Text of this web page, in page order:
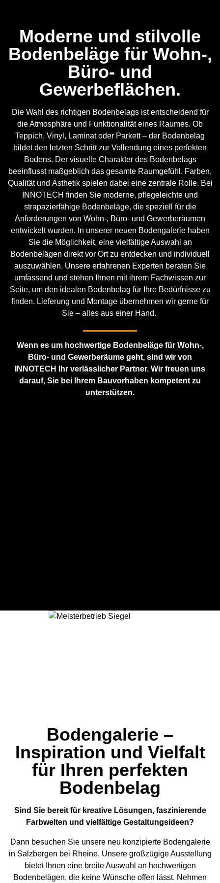
Moderne und stilvolle
Bodenbeläge für Wohn-,
Büro- und
Gewerbeflächen.
Die Wahl des richtigen Bodenbelags ist entscheidend für
die Atmosphäre und Funktionalität eines Raumes. Ob
Teppich, Vinyl, Laminat oder Parkett – der Bodenbelag
bildet den letzten Schritt zur Vollendung eines perfekten
Bodens. Der visuelle Charakter des Bodenbelags
beeinflusst maßgeblich das gesamte Raumgefühl. Farben,
Qualität und Ästhetik spielen dabei eine zentrale Rolle. Bei
INNOTECH finden Sie moderne, pflegeleichte und
strapazierfähige Bodenbeläge, die speziell für die
Anforderungen von Wohn-, Büro- und Gewerberäumen
entwickelt wurden. In unserer neuen Bodengalerie haben
Sie die Möglichkeit, eine vielfältige Auswahl an
Bodenbelägen direkt vor Ort zu entdecken und individuell
auszuwählen. Unsere erfahrenen Experten beraten Sie
umfassend und stehen Ihnen mit ihrem Fachwissen zur
Seite, um den idealen Bodenbelag für Ihre Bedürfnisse zu
finden. Lieferung und Montage übernehmen wir gerne für
Sie – alles aus einer Hand.
Wenn es um hochwertige Bodenbeläge für Wohn-,
Büro- und Gewerberäume geht, sind wir von
INNOTECH Ihr verlässlicher Partner. Wir freuen uns
darauf, Sie bei Ihrem Bauvorhaben kompetent zu
unterstützen.
Bodengalerie –
Inspiration und Vielfalt
für Ihren perfekten
Bodenbelag
Sind Sie bereit für kreative Lösungen, faszinierende
Farbwelten und vielfältige Gestaltungsideen?
Dann besuchen Sie unsere neu konzipierte Bodengalerie
in Salzbergen bei Rheine. Unsere großzügige Ausstellung
bietet Ihnen eine breite Auswahl an hochwertigen
Bodenbelägen, die keine Wünsche offen lässt. Nehmen